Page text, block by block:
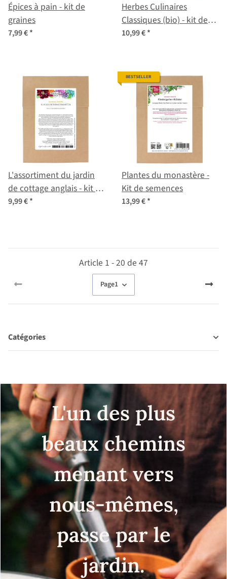
Épices à pain - kit de
graines
7,99 €*
Herbes Culinaires
Classiques (bio) - kit de
graines
10,99 €*
L'assortiment du jardin
de cottage anglais - kit de
graines
9,99 €*
BESTSELLER
Plantes du monastère -
Kit de semences
13,99 €*
Article 1 - 20 de 47
Page1
Catégories
L'un des plus
beaux chemins
menant vers
nous-mêmes,
passe par le
jardin.